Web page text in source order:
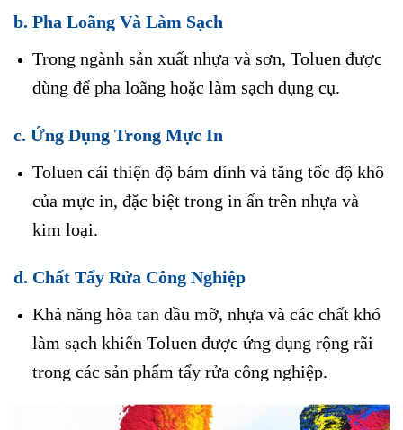
b. Pha Loãng Và Làm Sạch
Trong ngành sản xuất nhựa và sơn, Toluen được
dùng để pha loãng hoặc làm sạch dụng cụ.
c. Ứng Dụng Trong Mực In
Toluen cải thiện độ bám dính và tăng tốc độ khô
của mực in, đặc biệt trong in ấn trên nhựa và
kim loại.
d. Chất Tẩy Rửa Công Nghiệp
Khả năng hòa tan dầu mỡ, nhựa và các chất khó
làm sạch khiến Toluen được ứng dụng rộng rãi
trong các sản phẩm tẩy rửa công nghiệp.